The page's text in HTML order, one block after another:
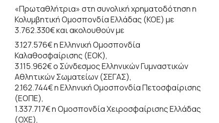
«Πρωταθλήτρια» στη συνολική χρηματοδότηση η
Κολυμβητική Ομοσπονδία Ελλάδας (ΚΟΕ) με
3.762.330€ και ακολουθούν με
3.127.576€ η Ελληνική Ομοσπονδία
Καλαθοσφαίρισης (ΕΟΚ),
3.115.962€ ο Σύνδεσμος Ελληνικών Γυμναστικών
Αθλητικών Σωματείων (ΣΕΓΑΣ),
2.162.744€ η Ελληνική Ομοσπονδία Πετοσφαίρισης
(ΕΟΠΕ),
1.337.717€ η Ομοσπονδία Χειροσφαίρισης Ελλάδας
(ΟΧΕ),